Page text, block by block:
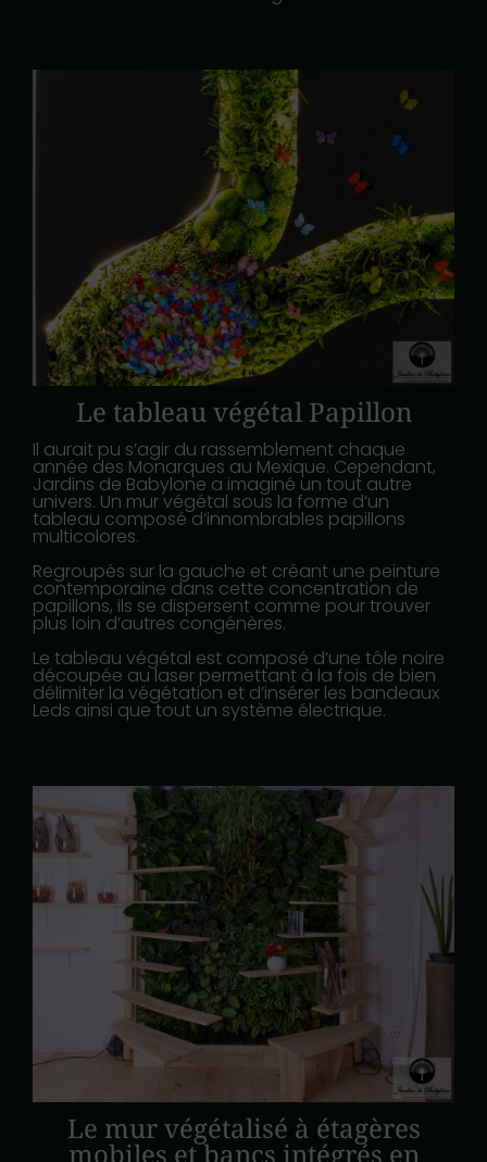
Le tableau végétal Papillon
Il aurait pu s’agir du rassemblement chaque
année des Monarques au Mexique. Cependant,
Jardins de Babylone a imaginé un tout autre
univers. Un mur végétal sous la forme d’un
tableau composé d’innombrables papillons
multicolores.
Regroupés sur la gauche et créant une peinture
contemporaine dans cette concentration de
papillons, ils se dispersent comme pour trouver
plus loin d’autres congénères.
Le tableau végétal est composé d’une tôle noire
découpée au laser permettant à la fois de bien
délimiter la végétation et d’insérer les bandeaux
Leds ainsi que tout un système électrique.
Le mur végétalisé à étagères